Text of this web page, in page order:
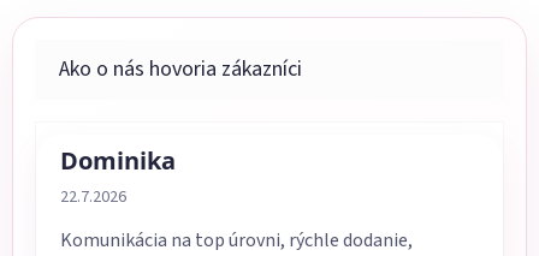
Dominika
Hodnotenie obchodu je 5 z 5 hviezdičiek.
22.7.2026
Komunikácia na top úrovni, rýchle dodanie,